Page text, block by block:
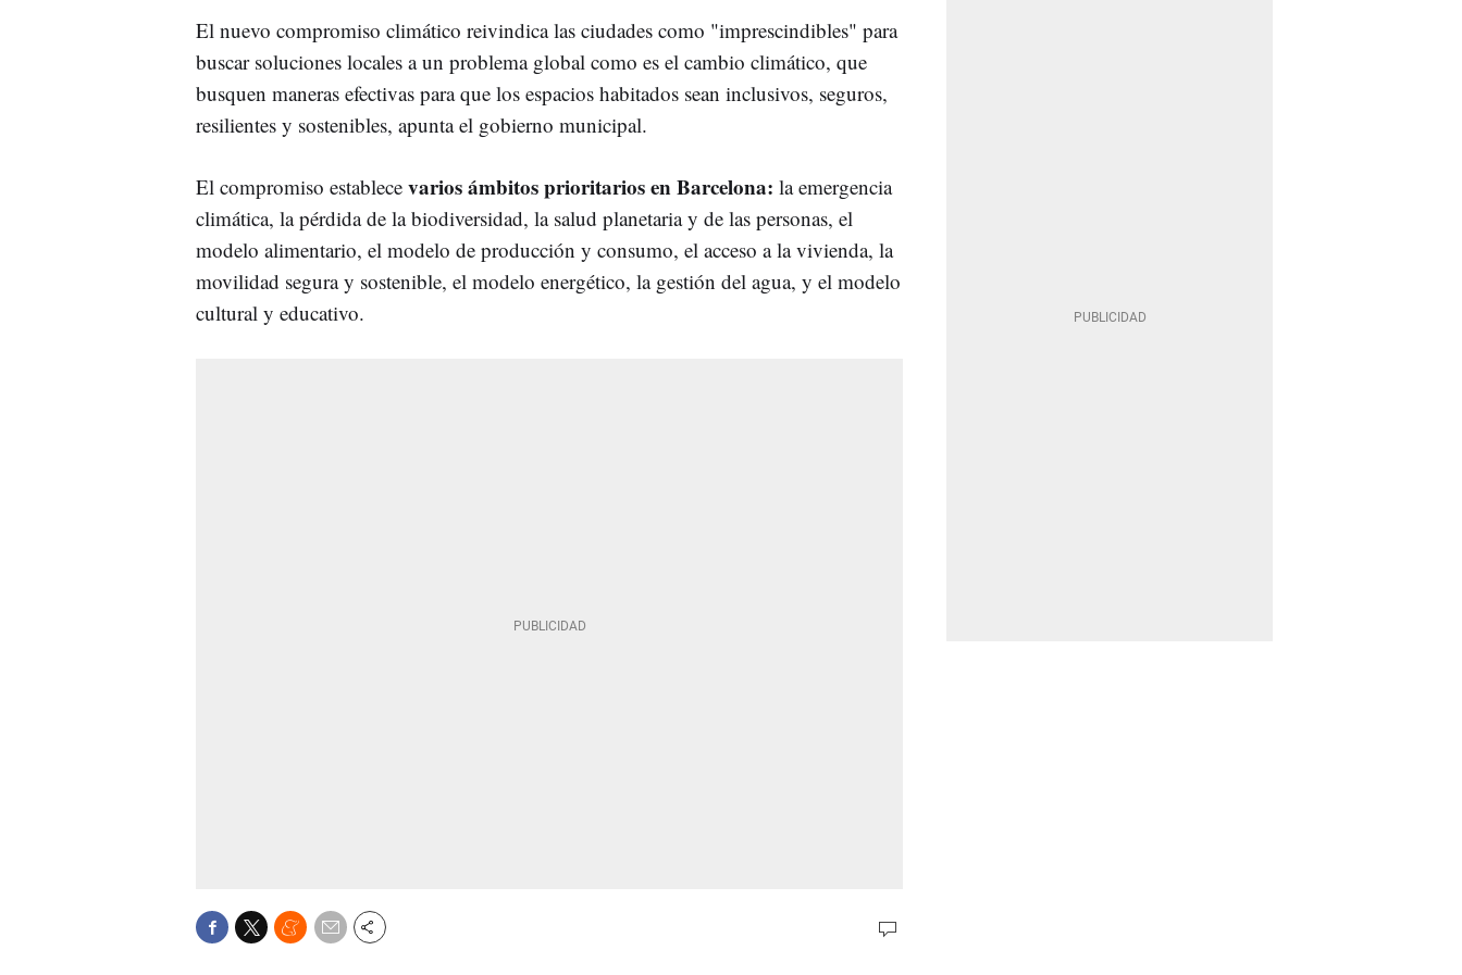
El nuevo compromiso climático reivindica las ciudades como "imprescindibles" para
buscar soluciones locales a un problema global como es el cambio climático, que
busquen maneras efectivas para que los espacios habitados sean inclusivos, seguros,
resilientes y sostenibles, apunta el gobierno municipal.
El compromiso establece varios ámbitos prioritarios en Barcelona: la emergencia
climática, la pérdida de la biodiversidad, la salud planetaria y de las personas, el
modelo alimentario, el modelo de producción y consumo, el acceso a la vivienda, la
movilidad segura y sostenible, el modelo energético, la gestión del agua, y el modelo
cultural y educativo.